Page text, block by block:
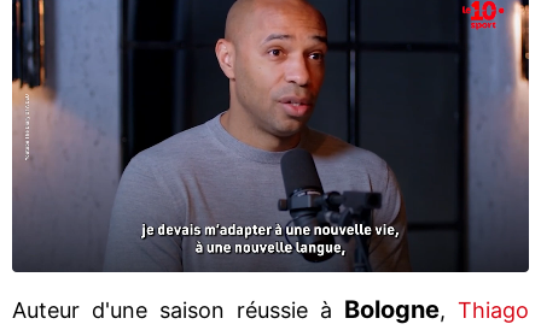
Auteur d'une saison réussie à Bologne, Thiago